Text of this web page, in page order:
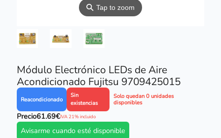
⚲Tap to zoom
Módulo Electrónico LEDs de Aire
Acondicionado Fujitsu 9709425015
Reacondicionado
Sin
existencias
Solo quedan 0 unidades
disponibles
Precio61.69€IVA 21% incluido
Avisarme cuando esté disponible